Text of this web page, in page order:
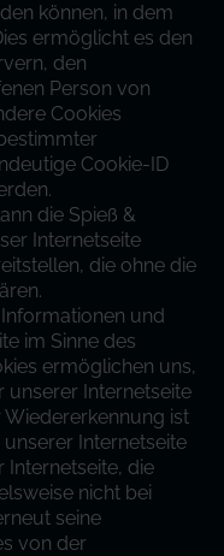
können, in dem
ermöglicht es den
den
Person von
Cookies
Cookie-ID
die Spieß &
Internetseite
die ohne die
und
im Sinne des
ermöglichen uns,
unserer Internetseite
ist
Internetseite
Internetseite, die
nicht bei
seine
von der